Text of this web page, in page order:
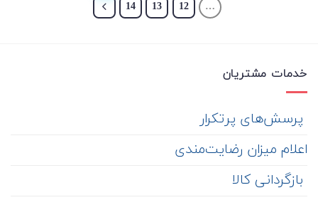
…
12
13
14
خدمات مشتریان
‌ پرسش‌های پرتکرار
اعلام میزان رضایت‌مندی
‌ بازگردانی کالا